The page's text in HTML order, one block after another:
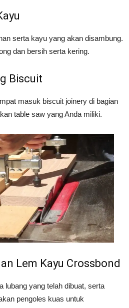
serta kayu yang akan disambung.
dan bersih serta kering.
Biscuit
masuk biscuit joinery di bagian
table saw yang Anda miliki.
Lem Kayu Crossbond
lubang yang telah dibuat, serta
pengoles kuas untuk